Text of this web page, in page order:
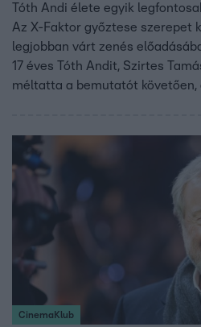
Tóth Andi élete egyik
Az X-Faktor győztese szerepet
legjobban várt zenés
17 éves Tóth Andit, Szirtes
méltatta a bemutatót követően,
családja lett.
CinemaKlub